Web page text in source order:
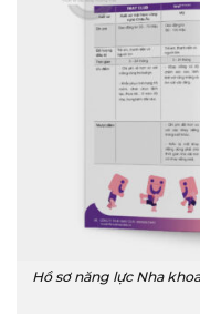
Hồ sơ năng lực Nha